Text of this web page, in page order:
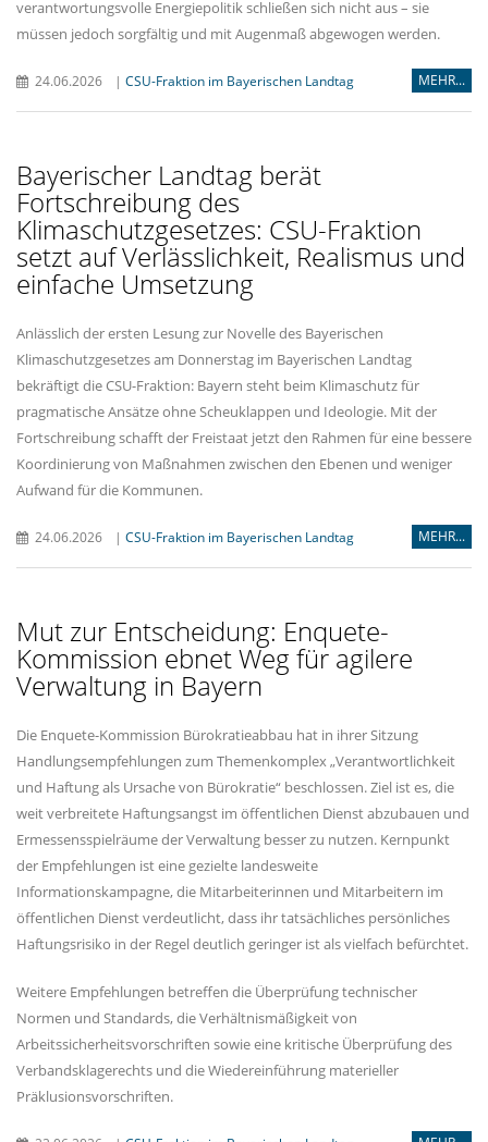
verantwortungsvolle Energiepolitik schließen sich nicht aus – sie
müssen jedoch sorgfältig und mit Augenmaß abgewogen werden.
24.06.2026 | CSU-Fraktion im Bayerischen Landtag MEHR...
Bayerischer Landtag berät
Fortschreibung des
Klimaschutzgesetzes: CSU-Fraktion
setzt auf Verlässlichkeit, Realismus und
einfache Umsetzung
Anlässlich der ersten Lesung zur Novelle des Bayerischen
Klimaschutzgesetzes am Donnerstag im Bayerischen Landtag
bekräftigt die CSU-Fraktion: Bayern steht beim Klimaschutz für
pragmatische Ansätze ohne Scheuklappen und Ideologie. Mit der
Fortschreibung schafft der Freistaat jetzt den Rahmen für eine bessere
Koordinierung von Maßnahmen zwischen den Ebenen und weniger
Aufwand für die Kommunen.
24.06.2026 | CSU-Fraktion im Bayerischen Landtag MEHR...
Mut zur Entscheidung: Enquete-
Kommission ebnet Weg für agilere
Verwaltung in Bayern
Die Enquete-Kommission Bürokratieabbau hat in ihrer Sitzung
Handlungsempfehlungen zum Themenkomplex „Verantwortlichkeit
und Haftung als Ursache von Bürokratie“ beschlossen. Ziel ist es, die
weit verbreitete Haftungsangst im öffentlichen Dienst abzubauen und
Ermessensspielräume der Verwaltung besser zu nutzen. Kernpunkt
der Empfehlungen ist eine gezielte landesweite
Informationskampagne, die Mitarbeiterinnen und Mitarbeitern im
öffentlichen Dienst verdeutlicht, dass ihr tatsächliches persönliches
Haftungsrisiko in der Regel deutlich geringer ist als vielfach befürchtet.
Weitere Empfehlungen betreffen die Überprüfung technischer
Normen und Standards, die Verhältnismäßigkeit von
Arbeitssicherheitsvorschriften sowie eine kritische Überprüfung des
Verbandsklagerechts und die Wiedereinführung materieller
Präklusionsvorschriften.